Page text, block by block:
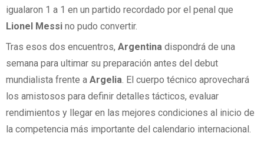
igualaron 1 a 1 en un partido recordado por el penal que
Lionel Messi no pudo convertir.
Tras esos dos encuentros, Argentina dispondrá de una
semana para ultimar su preparación antes del debut
mundialista frente a Argelia. El cuerpo técnico aprovechará
los amistosos para definir detalles tácticos, evaluar
rendimientos y llegar en las mejores condiciones al inicio de
la competencia más importante del calendario internacional.